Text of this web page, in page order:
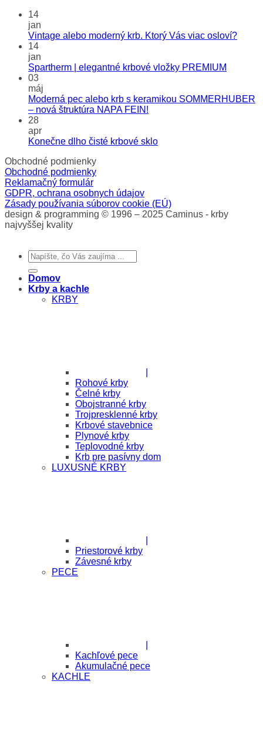
14
jan
Vintage alebo moderný krb. Ktorý Vás viac osloví?
14
jan
Spartherm | elegantné krbové vložky PREMIUM
03
máj
Moderná pec alebo krb s keramikou SOMMERHUBER
– nová štruktúra NAPA FEIN!
28
apr
Konečne dlho čisté krbové sklo
Obchodné podmienky
Obchodné podmienky
Reklamačný formulár
GDPR, ochrana osobnych údajov
Zásady používania súborov cookie (EÚ)
design & programming © 1996 – 2025 Caminus - krby
najvyššej kvality
Hľadať:
Domov
Krby a kachle
KRBY
Rohové krby
Čelné krby
Obojstranné krby
Trojpresklenné krby
Krbové stavebnice
Plynové krby
Teplovodné krby
Krb pre pasívny dom
LUXUSNÉ KRBY
Priestorové krby
Závesné krby
PECE
Kachľové pece
Akumulačné pece
KACHLE